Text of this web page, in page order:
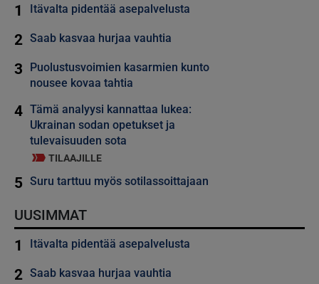
1 Itävalta pidentää asepalvelusta
2 Saab kasvaa hurjaa vauhtia
3
Puolustusvoimien kasarmien kunto
nousee kovaa tahtia
4 Tämä analyysi kannattaa lukea:
Ukrainan sodan opetukset ja
tulevaisuuden sota
TILAAJILLE
5 Suru tarttuu myös sotilassoittajaan
UUSIMMAT
1 Itävalta pidentää asepalvelusta
2 Saab kasvaa hurjaa vauhtia